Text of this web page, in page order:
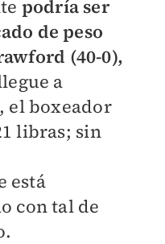
podría ser
de peso
(40-0),
a
el boxeador
libras; sin
está
con tal de